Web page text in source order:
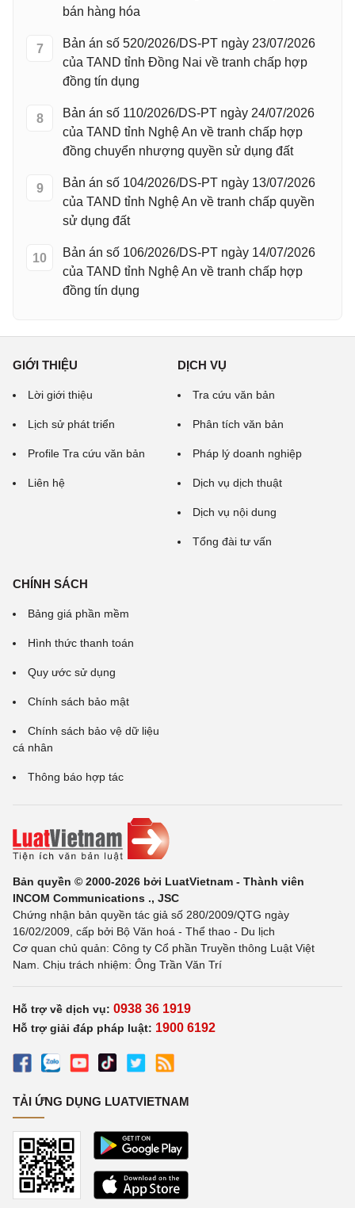
bán hàng hóa
7
Bản án số 520/2026/DS-PT ngày 23/07/2026
của TAND tỉnh Đồng Nai về tranh chấp hợp
đồng tín dụng
8
Bản án số 110/2026/DS-PT ngày 24/07/2026
của TAND tỉnh Nghệ An về tranh chấp hợp
đồng chuyển nhượng quyền sử dụng đất
9
Bản án số 104/2026/DS-PT ngày 13/07/2026
của TAND tỉnh Nghệ An về tranh chấp quyền
sử dụng đất
10
Bản án số 106/2026/DS-PT ngày 14/07/2026
của TAND tỉnh Nghệ An về tranh chấp hợp
đồng tín dụng
GIỚI THIỆU
Lời giới thiệu
Lịch sử phát triển
Profile Tra cứu văn bản
Liên hệ
DỊCH VỤ
Tra cứu văn bản
Phân tích văn bản
Pháp lý doanh nghiệp
Dịch vụ dịch thuật
Dịch vụ nội dung
Tổng đài tư vấn
CHÍNH SÁCH
Bảng giá phần mềm
Hình thức thanh toán
Quy ước sử dụng
Chính sách bảo mật
Chính sách bảo vệ dữ liệu
cá nhân
Thông báo hợp tác
Bản quyền © 2000-2026 bởi LuatVietnam - Thành viên
INCOM Communications ., JSC
Chứng nhận bản quyền tác giả số 280/2009/QTG ngày
16/02/2009, cấp bởi Bộ Văn hoá - Thể thao - Du lịch
Cơ quan chủ quản: Công ty Cổ phần Truyền thông Luật Việt
Nam. Chịu trách nhiệm: Ông Trần Văn Trí
Hỗ trợ về dịch vụ: 0938 36 1919
Hỗ trợ giải đáp pháp luật: 1900 6192
TẢI ỨNG DỤNG LUATVIETNAM